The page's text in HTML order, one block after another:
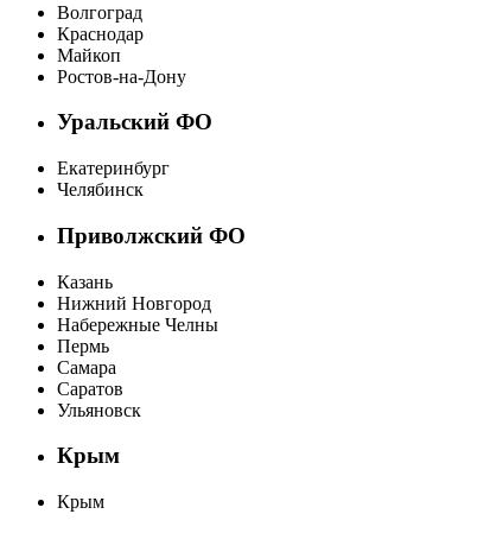
Волгоград
Краснодар
Майкоп
Ростов-на-Дону
Уральский ФО
Екатеринбург
Челябинск
Приволжский ФО
Казань
Нижний Новгород
Набережные Челны
Пермь
Самара
Саратов
Ульяновск
Крым
Крым